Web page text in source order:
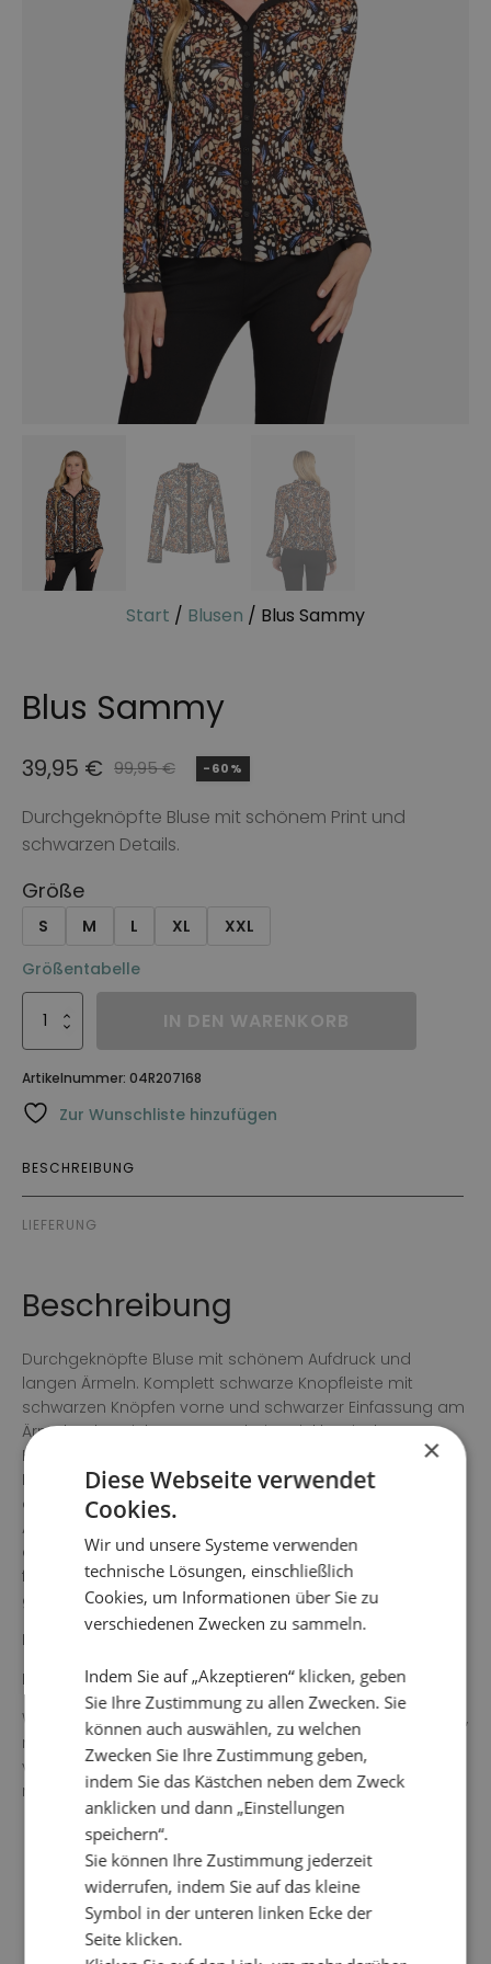
Start / Blusen / Blus Sammy
Blus Sammy
99,95€
Ursprünglicher
Preis
war:
99,95 €
39,95 €
Aktueller
Preis
ist:
39,95 €.
-60%
Durchgeknöpfte Bluse mit schönem Print und
schwarzen Details.
Größe
S M L XL
XXL
Größentabelle
Blus
Sammy
Menge
IN DEN WARENKORB
Artikelnummer: 04R207168
Zur Wunschliste hinzufügen
BESCHREIBUNG
LIEFERUNG
Beschreibung
Durchgeknöpfte Bluse mit schönem Aufdruck und
langen Ärmeln. Komplett schwarze Knopfleiste mit
schwarzen Knöpfen vorne und schwarzer Einfassung am
Ärmelende. Leichter V-Ausschnitt mit klassischem
Hemdkragen.
Die Bluse ist leicht plissiert, die Plissierung endet aber
oberhalb von Hüfte und Gesäß und vor dem
Ärmelabschluss. Die Gesamtlänge in Größe S beträgt 61
cm vom höchsten Punkt unter dem Kragen. Die Bluse
fällt normal groß aus Das Model auf dem Bild ist 178 cm
groß und trägt Größe S.
Farbe: Orange/Blau/Schwarz
Material: 100 % recycelter Polyester
Waschanleitung: 30 °C Feinwäsche, kein Wäschetrockner,
nicht auswringen oder einweichen, keine Bleichmittel
verwenden, Bügeln wird nicht empfohlen, nicht chemisch
reinigen.
×
Diese Webseite verwendet
Cookies.
Wir und unsere Systeme verwenden
technische Lösungen, einschließlich
Cookies, um Informationen über Sie zu
verschiedenen Zwecken zu sammeln.
Indem Sie auf „Akzeptieren“ klicken, geben
Sie Ihre Zustimmung zu allen Zwecken. Sie
können auch auswählen, zu welchen
Zwecken Sie Ihre Zustimmung geben,
indem Sie das Kästchen neben dem Zweck
anklicken und dann „Einstellungen
speichern“.
Sie können Ihre Zustimmung jederzeit
widerrufen, indem Sie auf das kleine
Symbol in der unteren linken Ecke der
Seite klicken.